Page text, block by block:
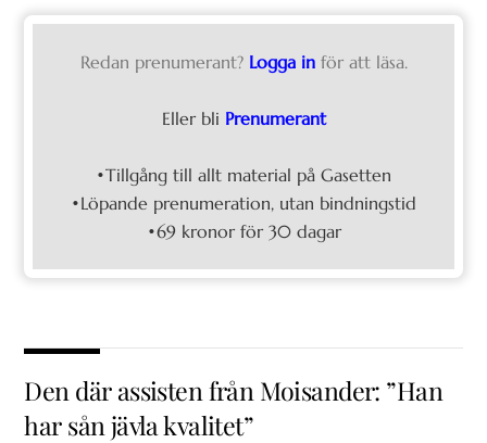
Redan prenumerant? Logga in för att läsa.
Eller bli Prenumerant
•Tillgång till allt material på Gasetten
•Löpande prenumeration, utan bindningstid
•69 kronor för 30 dagar
Den där assisten från Moisander: ”Han
har sån jävla kvalitet”